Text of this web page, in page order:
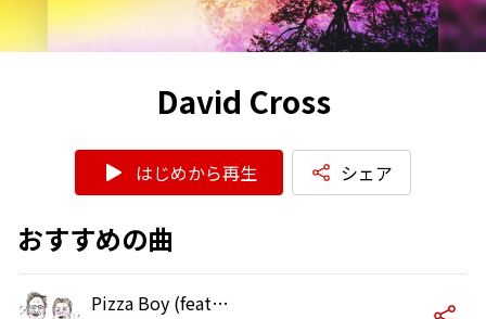
David Cross
はじめから再生 シェア
おすすめの曲
Pizza Boy (featuring David Cross)